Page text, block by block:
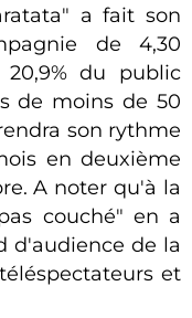
a fait son
de 4,30
20,9% du public
de moins de 50
son rythme
en deuxième
A noter qu'à la
couché" en a
d'audience de la
et